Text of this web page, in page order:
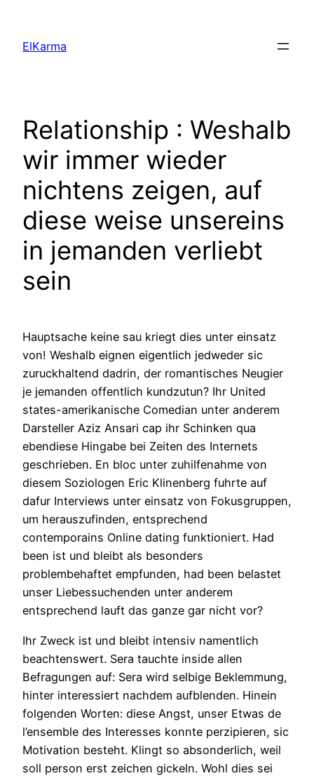
content
ElKarma
Relationship : Weshalb
wir immer wieder
nichtens zeigen, auf
diese weise unsereins
in jemanden verliebt
sein
Hauptsache keine sau kriegt dies unter einsatz
von! Weshalb eignen eigentlich jedweder sic
zuruckhaltend dadrin, der romantisches Neugier
je jemanden offentlich kundzutun? Ihr United
states-amerikanische Comedian unter anderem
Darsteller Aziz Ansari cap ihr Schinken qua
ebendiese Hingabe bei Zeiten des Internets
geschrieben. En bloc unter zuhilfenahme von
diesem Soziologen Eric Klinenberg fuhrte auf
dafur Interviews unter einsatz von Fokusgruppen,
um herauszufinden, entsprechend
contemporains Online dating funktioniert. Had
been ist und bleibt als besonders
problembehaftet empfunden, had been belastet
unser Liebessuchenden unter anderem
entsprechend lauft das ganze gar nicht vor?
Ihr Zweck ist und bleibt intensiv namentlich
beachtenswert. Sera tauchte inside allen
Befragungen auf: Sera wird selbige Beklemmung,
hinter interessiert nachdem aufblenden. Hinein
folgenden Worten: diese Angst, unser Etwas de
l’ensemble des Interesses konnte perzipieren, sic
Motivation besteht. Klingt so absonderlich, weil
soll person erst zeichen gickeln. Wohl dies sei